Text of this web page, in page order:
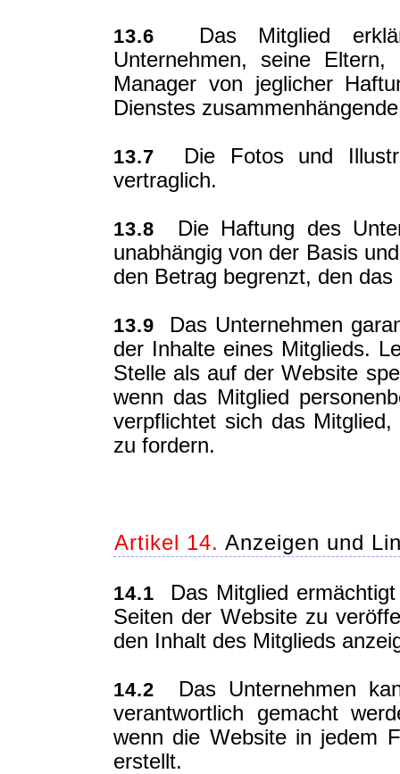
13.6 Das Mitglied
Unternehmen, seine Eltern,
Manager von jeglicher
Dienstes
13.7 Die Fotos und
vertraglich.
13.8 Die Haftung des
unabhängig von der Basis
den Betrag begrenzt, den
13.9 Das Unternehmen
der Inhalte eines Mitglieds.
Stelle als auf der Website
wenn das Mitglied
verpflichtet sich das
zu fordern.
Artikel 14. Anzeigen und
14.1 Das Mitglied
Seiten der Website zu
den Inhalt des Mitglieds
14.2 Das Unternehmen
verantwortlich gemacht
wenn die Website in jedem
erstellt.